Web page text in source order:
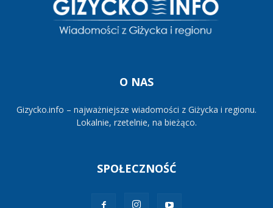
O NAS
Gizycko.info – najważniejsze wiadomości z Giżycka i regionu.
Lokalnie, rzetelnie, na bieżąco.
SPOŁECZNOŚĆ